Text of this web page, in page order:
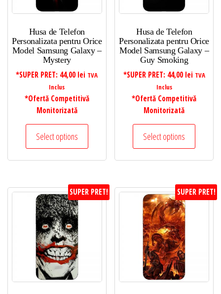
Husa de Telefon
Personalizata pentru Orice
Model Samsung Galaxy –
Mystery
*SUPER PRET: 44,00 lei TVA
Inclus
*Ofertă Competitivă
Monitorizată
Select options
Husa de Telefon
Personalizata pentru Orice
Model Samsung Galaxy –
Guy Smoking
*SUPER PRET: 44,00 lei TVA
Inclus
*Ofertă Competitivă
Monitorizată
Select options
SUPER PRET! SUPER PRET!